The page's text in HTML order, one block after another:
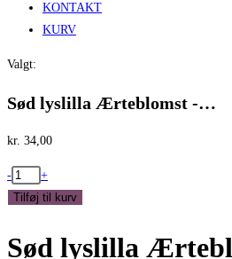
KONTAKT
KURV
Valgt:
Sød lyslilla Ærteblomst -…
kr. 34,00
Sød
lyslilla
-
-
+
Tilføj til kurv
Sød lyslilla